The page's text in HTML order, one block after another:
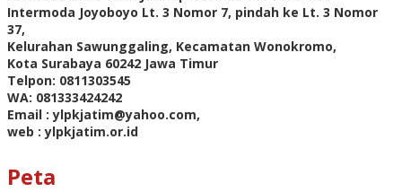
Intermoda Joyoboyo Lt. 3 Nomor 7, pindah ke Lt. 3 Nomor
37,
Kelurahan Sawunggaling, Kecamatan Wonokromo,
Kota Surabaya 60242 Jawa Timur
Telpon: 0811303545
WA: 081333424242
Email : ylpkjatim@yahoo.com,
web : ylpkjatim.or.id
Peta